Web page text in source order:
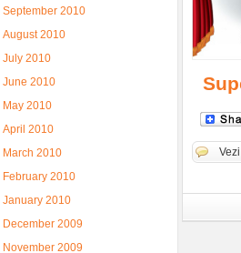
September 2010
August 2010
July 2010
June 2010
May 2010
April 2010
March 2010
February 2010
January 2010
December 2009
November 2009